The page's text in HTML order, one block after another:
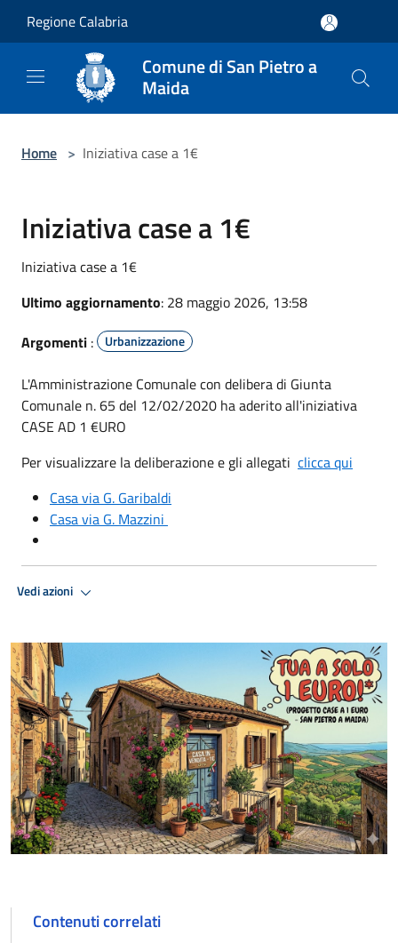
Regione Calabria
Comune di San Pietro a
Maida
Home > Iniziativa case a 1€
Iniziativa case a 1€
Iniziativa case a 1€
Ultimo aggiornamento: 28 maggio 2026, 13:58
Argomenti : Urbanizzazione
L'Amministrazione Comunale con delibera di Giunta
Comunale n. 65 del 12/02/2020 ha aderito all'iniziativa
CASE AD 1 €URO
Per visualizzare la deliberazione e gli allegati clicca qui
Casa via G. Garibaldi
Casa via G. Mazzini
Vedi azioni
Contenuti correlati